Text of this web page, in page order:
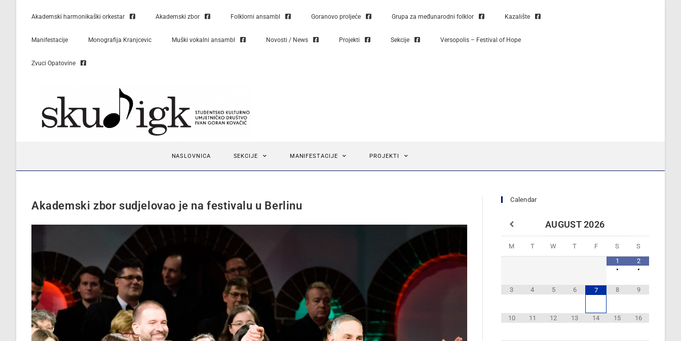
Akademski harmonikaški orkestar Akademski zbor Folklorni ansambl Goranovo proljeće Grupa za međunarodni folklor Kazalište
Manifestacije Monografija Kranjcevic Muški vokalni ansambl Novosti / News Projekti Sekcije Versopolis – Festival of Hope
Zvuci Opatovine
NASLOVNICA SEKCIJE MANIFESTACIJE PROJEKTI
Akademski zbor sudjelovao je na festivalu u Berlinu Calendar
AUGUST 2026
M T W T F S
S
1
•
2
•
3 4 5 6 7 8 9
10 11 12 13 14 15 16